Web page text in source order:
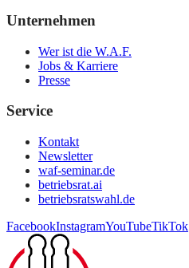
Unternehmen
Wer ist die W.A.F.
Jobs & Karriere
Presse
Service
Kontakt
Newsletter
waf-seminar.de
betriebsrat.ai
betriebsratswahl.de
FacebookInstagramYouTubeTikTok